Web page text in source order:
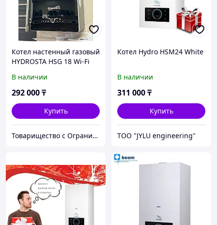
Котел настенный газовый
HYDROSTA HSG 18 Wi-Fi
В наличии
292 000₸
Купить
Товарищество с Ограниченной Ответственностью "ТеплоАзии"
Котел Hydro HSM24 White
В наличии
311 000₸
Купить
TOO "JYLU engineering"